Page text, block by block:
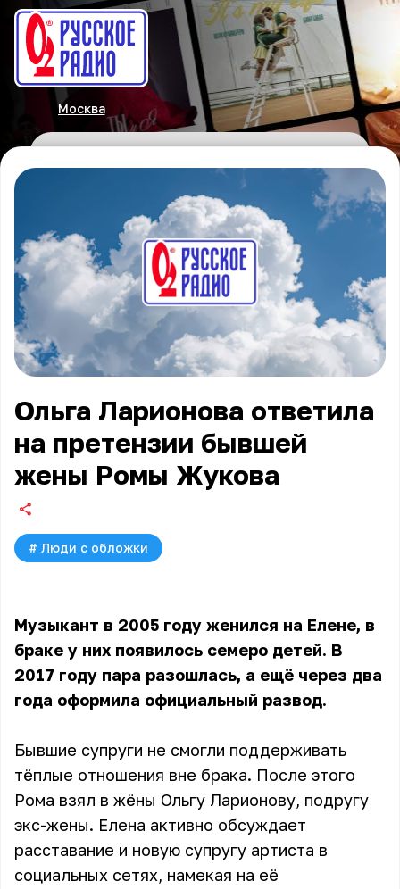
Москва
Ольга Ларионова ответила
на претензии бывшей
жены Ромы Жукова
# Люди с обложки
Музыкант в 2005 году женился на Елене, в
браке у них появилось семеро детей. В
2017 году пара разошлась, а ещё через два
года оформила официальный развод.
Бывшие супруги не смогли поддерживать
тёплые отношения вне брака. После этого
Рома взял в жёны Ольгу Ларионову, подругу
экс-жены. Елена активно обсуждает
расставание и новую супругу артиста в
социальных сетях, намекая на её